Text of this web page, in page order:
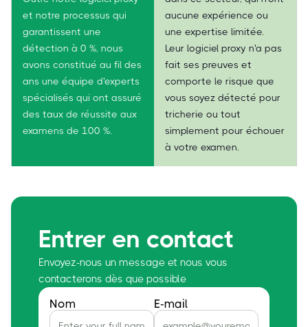
et notre processus qui
garantissent une
détection à 0 %, nous
avons constitué au fil des
ans une équipe d'experts
spécialisés qui ont assuré
des taux de réussite aux
examens de 100 %.
aucune expérience ou
une expertise limitée.
Leur logiciel proxy n'a pas
fait ses preuves et
comporte le risque que
vous soyez détecté pour
tricherie ou tout
simplement pour échouer
à votre examen.
Entrer en contact
Envoyez-nous un message et nous vous
contacterons dès que possible
Nom E-mail